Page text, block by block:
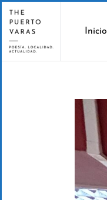
Inicio